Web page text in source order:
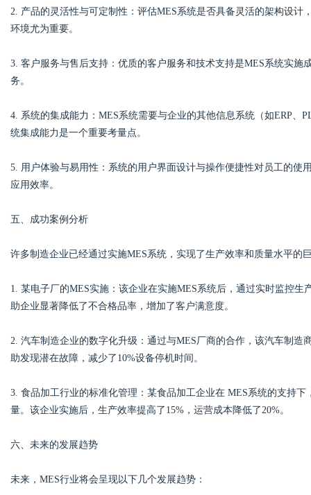
2. 产品的灵活性与可定制性：评估MES系统是否具备灵活的架构设
环境尤为重要。
3. 客户服务与售后支持：优质的客户服务和技术支持是MES系统实
务。
4. 系统的集成能力：MES系统需要与企业的其他信息系统（如ERP
统集成能力是一个重要考量点。
5. 用户体验与易用性：系统的用户界面设计与操作便捷性对员工的
应用效率。
五、成功案例分析
许多制造企业已经通过实施MES系统，实现了生产效率和质量水平的
1. 某电子厂的MES实施：该企业在实施MES系统后，通过实时监控
助企业显著降低了不合格品率，增加了客户满意度。
2. 汽车制造企业的数字化升级：通过与MES厂商的合作，该汽车制
助发现潜在故障，减少了10%设备停机时间。
3. 食品加工行业的标准化管理：某食品加工企业在 MES系统的支持
量。该企业实施后，生产效率提高了15%，运营成本降低了20%。
六、未来的发展趋势
未来，MES行业将会呈现以下几个发展趋势：